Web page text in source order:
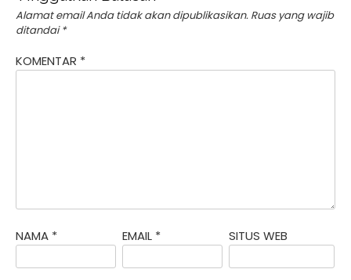
Alamat email Anda tidak akan dipublikasikan. Ruas yang wajib
ditandai*
KOMENTAR *
NAMA * EMAIL * SITUS WEB